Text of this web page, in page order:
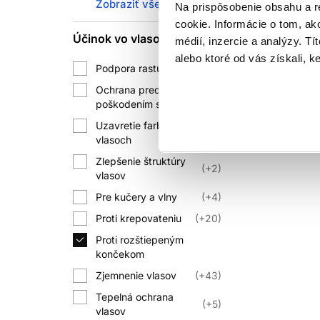
Na prispôsobenie obsahu a
cookie. Informácie o tom,
médií, inzercie a analýzy.
alebo ktoré od vás získali,
Tepelná ochrana
UV
Slnko môže ovplyvniť pigment aj
Blond a porézne vlasy môžu po
zelené farbivo. Pri probléme
Fialové, modré alebo pigmentované
na každodenné použitie pre každého
Na všetky typy vlasov
1
Zobraziť všetko
Účinok vo vlasoch 1
Podpora rastu vlasov
Ochrana pred
poškodením slnkom
Uzavretie farby vo
vlasoch
Zlepšenie štruktúry
vlasov
+2
Pre kučery a vlny
+4
Proti krepovateniu
+20
Proti rozštiepeným
končekom
Zjemnenie vlasov
+43
Tepelná ochrana
vlasov
+5
Skladom